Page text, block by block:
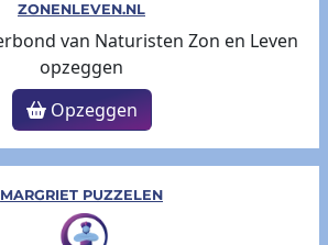
ZONENLEVEN.NL
Opzeggen
MARGRIET PUZZELEN